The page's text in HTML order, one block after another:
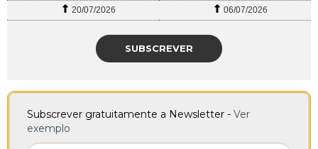
20/07/2026 06/07/2026
SUBSCREVER
Subscrever gratuitamente a Newsletter - Ver
exemplo